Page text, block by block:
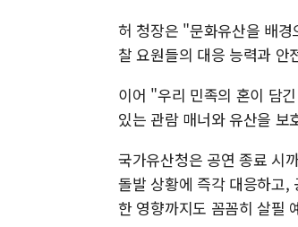
허 청장은 "문화유산을 배
찰 요원들의 대응 능력과
이어 "우리 민족의 혼이 담
있는 관람 매너와 유산을
국가유산청은 공연 종료 시
돌발 상황에 즉각 대응하고,
한 영향까지도 꼼꼼히 살필